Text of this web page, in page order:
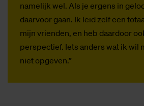
namelijk wel. Als je ergens in
daarvoor gaan. Ik leid zelf een
mijn vrienden, en heb daardoor
perspectief. Iets anders wat ik wil
niet opgeven.”